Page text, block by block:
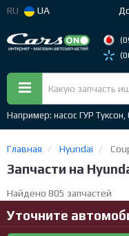
RU UA
Например: насос ГУР
Главная Hyundai
Запчасти на
Найдено 805 запчастей
Уточните